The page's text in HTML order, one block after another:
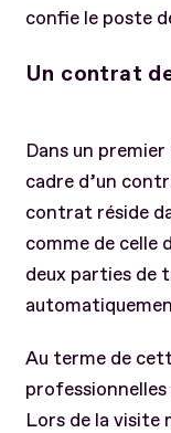
confie le poste
Un contrat
Dans un
cadre d’un
contrat réside
comme de celle
deux parties de
Au terme de
Lors de la visite